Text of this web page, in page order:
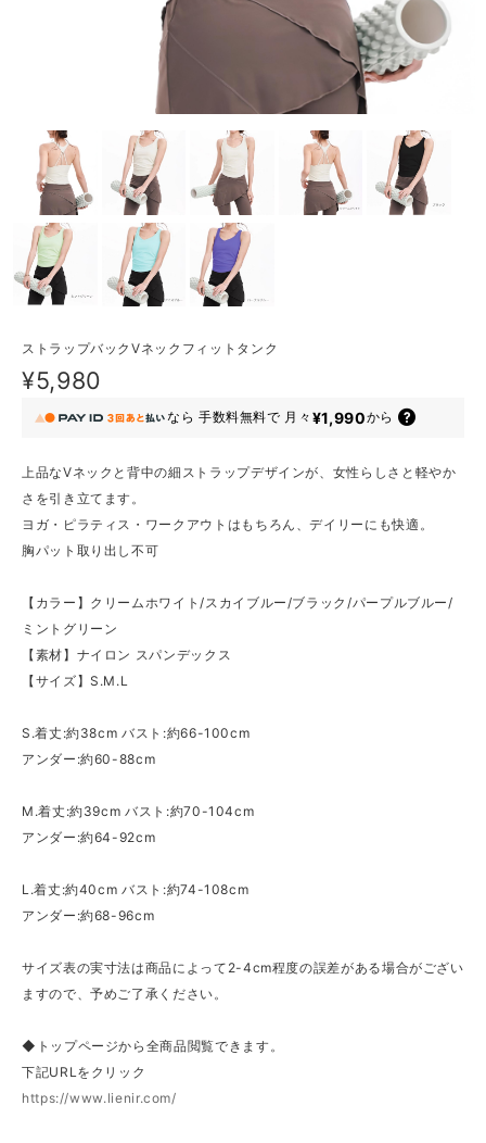
ストラップバックVネックフィットタンク
¥5,980
なら 手数料無料で 月々 ¥1,990から
上品なVネックと背中の細ストラップデザインが、女性らしさと軽やか
さを引き立てます。
ヨガ・ピラティス・ワークアウトはもちろん、デイリーにも快適。
胸パット取り出し不可
【カラー】クリームホワイト/スカイブルー/ブラック/パープルブルー/
ミントグリーン
【素材】ナイロン スパンデックス
【サイズ】S.M.L
S.着丈:約38cm バスト:約66-100cm
アンダー:約60-88cm
M.着丈:約39cm バスト:約70-104cm
アンダー:約64-92cm
L.着丈:約40cm バスト:約74-108cm
アンダー:約68-96cm
サイズ表の実寸法は商品によって2-4cm程度の誤差がある場合がござい
ますので、予めご了承ください。
◆トップページから全商品閲覧できます。
下記URLをクリック
https://www.lienir.com/